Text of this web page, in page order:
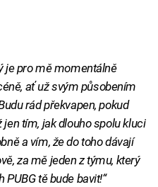
je pro mě momentálně
ať už svým působením
rád překvapen, pokud
tím, jak dlouho spolu kluci
a vím, že do toho dávají
za mě jeden z týmu, který
tě bude bavit!“